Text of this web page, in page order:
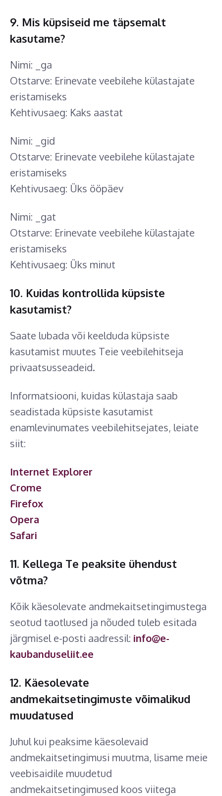
9. Mis küpsiseid me täpsemalt
kasutame?
Nimi: _ga
Otstarve: Erinevate veebilehe külastajate
eristamiseks
Kehtivusaeg: Kaks aastat
Nimi: _gid
Otstarve: Erinevate veebilehe külastajate
eristamiseks
Kehtivusaeg: Üks ööpäev
Nimi: _gat
Otstarve: Erinevate veebilehe külastajate
eristamiseks
Kehtivusaeg: Üks minut
10. Kuidas kontrollida küpsiste
kasutamist?
Saate lubada või keelduda küpsiste
kasutamist muutes Teie veebilehitseja
privaatsusseadeid.
Informatsiooni, kuidas külastaja saab
seadistada küpsiste kasutamist
enamlevinumates veebilehitsejates, leiate
siit:
Internet Explorer
Crome
Firefox
Opera
Safari
11. Kellega Te peaksite ühendust
võtma?
Kõik käesolevate andmekaitsetingimustega
seotud taotlused ja nõuded tuleb esitada
järgmisel e-posti aadressil: info@e-
kaubanduseliit.ee
12. Käesolevate
andmekaitsetingimuste võimalikud
muudatused
Juhul kui peaksime käesolevaid
andmekaitsetingimusi muutma, lisame meie
veebisaidile muudetud
andmekaitsetingimused koos viitega